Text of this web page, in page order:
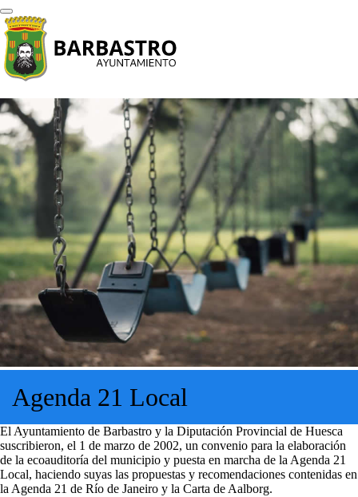
Agenda 21 Local
El Ayuntamiento de Barbastro y la Diputación Provincial de Huesca
suscribieron, el 1 de marzo de 2002, un convenio para la elaboración
de la ecoauditoría del municipio y puesta en marcha de la Agenda 21
Local, haciendo suyas las propuestas y recomendaciones contenidas en
la Agenda 21 de Río de Janeiro y la Carta de Aalborg.